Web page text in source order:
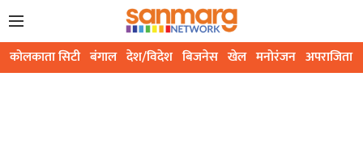
कोलकाता सिटी बंगाल देश/विदेश बिजनेस खेल मनोरंजन अपराजिता